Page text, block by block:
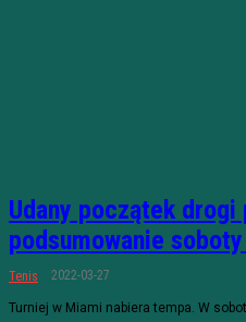
Udany początek drogi
podsumowanie
Tenis 2022-03-27
Turniej w Miami nabiera tempa. W